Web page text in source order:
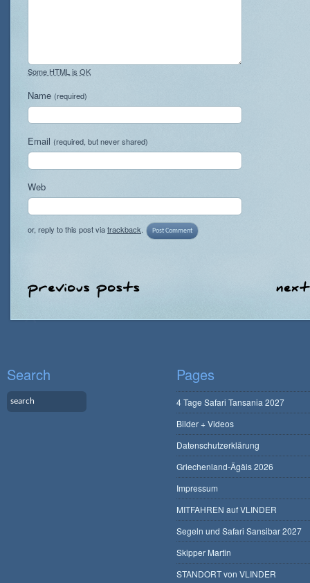
Some HTML is OK
Name (required)
Email (required, but never shared)
Web
or, reply to this post viatrackback
Search Pages
4 Tage Safari Tansania 2027
Bilder + Videos
Datenschutzerklärung
Griechenland-Ägäis 2026
Impressum
MITFAHREN auf VLINDER
Segeln und Safari Sansibar 2027
Skipper Martin
STANDORT von VLINDER